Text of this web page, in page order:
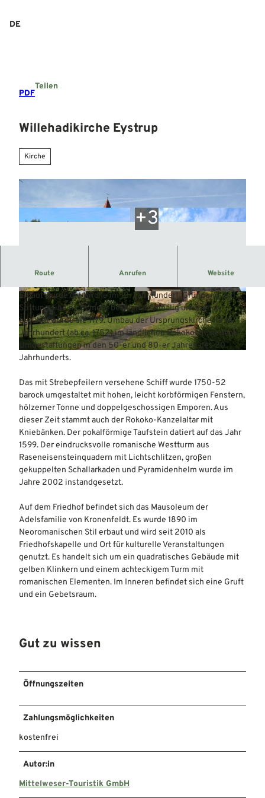
DE
PDF
Teilen
Willehadikirche Eystrup
Kirche
© Mittelweser-Touristik GmbH |
© Mittelweser-Touristik GmbH | CC-BY © Mittelweser-Touristik GmbH |CC-BY
Route Anrufen Website
Die Kirche romanischen Ursprungs liegt am Ortsrand und
Erbaut wurde die Kirche im 12. Jahrhundert, Gründung und
Stiftung sind nicht mehr bekannt. Erstmalig urkundlich
erwähnt wurde sie 1179. Umbau der Ursprungskirche im 18.
Jahrhundert (ab ca. 1752) im ländlichen Rokokostil; neuere
Umgestaltungen in den 50-er und 80-er Jahren des 20.
Jahrhunderts.
Das mit Strebepfeilern versehene Schiff wurde 1750-52
barock umgestaltet mit hohen, leicht korbförmigen Fenstern,
hölzerner Tonne und doppelgeschossigen Emporen. Aus
dieser Zeit stammt auch der Rokoko-Kanzelaltar mit
Kniebänken. Der pokalförmige Taufstein datiert auf das Jahr
1599. Der eindrucksvolle romanische Westturm aus
Raseneisensteinquadern mit Lichtschlitzen, großen
gekuppelten Schallarkaden und Pyramidenhelm wurde im
Jahre 2002 instandgesetzt.
Auf dem Friedhof befindet sich das Mausoleum der
Adelsfamilie von Kronenfeldt. Es wurde 1890 im
Neoromanischen Stil erbaut und wird seit 2010 als
Friedhofskapelle und Ort für kulturelle Veranstaltungen
genutzt. Es handelt sich um ein quadratisches Gebäude mit
gelben Klinkern und einem achteckigem Turm mit
romanischen Elementen. Im Inneren befindet sich eine Gruft
und ein Gebetsraum.
Gut zu wissen
Öffnungszeiten
Zahlungsmöglichkeiten
kostenfrei
Autor:in
Mittelweser-Touristik GmbH